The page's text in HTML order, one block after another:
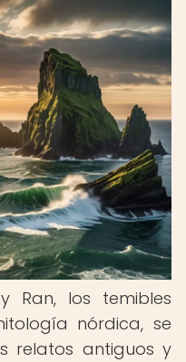
Ran, los temibles
nórdica, se
relatos antiguos y